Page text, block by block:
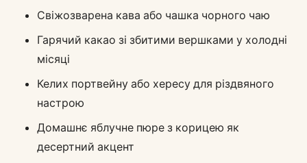
Свіжозварена кава або чашка чорного чаю
Гарячий какао зі збитими вершками у холодні
місяці
Келих портвейну або хересу для різдвяного
настрою
Домашнє яблучне пюре з корицею як
десертний акцент